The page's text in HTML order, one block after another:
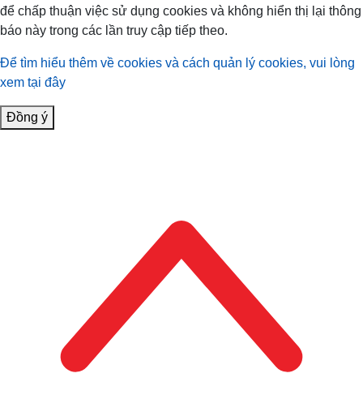
để chấp thuận việc sử dụng cookies và không hiển thị lại thông
báo này trong các lần truy cập tiếp theo.
Để tìm hiểu thêm về cookies và cách quản lý cookies, vui lòng
xem tại đây
Đồng ý